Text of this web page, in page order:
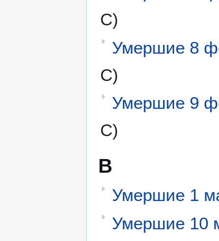
С)
Умершие 8
С)
Умершие 9
С)
В
Умершие 1
Умершие 10